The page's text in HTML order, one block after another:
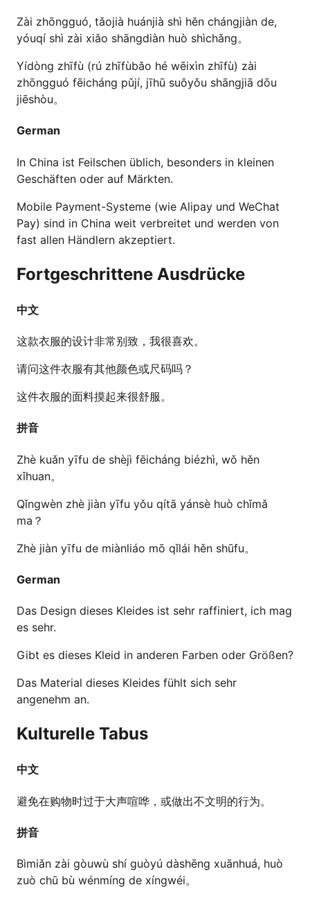
Zài zhōngguó, tǎojià huánjià shì hěn chángjiàn de,
yóuqí shì zài xiǎo shāngdiàn huò shìchǎng。
Yídòng zhīfù (rú zhīfùbǎo hé wēixìn zhīfù) zài
zhōngguó fēicháng pǔjí, jīhū suǒyǒu shāngjiā dōu
jiēshòu。
German
In China ist Feilschen üblich, besonders in kleinen
Geschäften oder auf Märkten.
Mobile Payment-Systeme (wie Alipay und WeChat
Pay) sind in China weit verbreitet und werden von
fast allen Händlern akzeptiert.
Fortgeschrittene Ausdrücke
中文
这款衣服的设计非常别致，我很喜欢。
请问这件衣服有其他颜色或尺码吗？
这件衣服的面料摸起来很舒服。
拼音
Zhè kuǎn yīfu de shèjì fēicháng biézhì, wǒ hěn
xǐhuan。
Qǐngwèn zhè jiàn yīfu yǒu qítā yánsè huò chǐmǎ
ma？
Zhè jiàn yīfu de miànliáo mō qǐlái hěn shūfu。
German
Das Design dieses Kleides ist sehr raffiniert, ich mag
es sehr.
Gibt es dieses Kleid in anderen Farben oder Größen?
Das Material dieses Kleides fühlt sich sehr
angenehm an.
Kulturelle Tabus
中文
避免在购物时过于大声喧哗，或做出不文明的行为。
拼音
Bìmiǎn zài gòuwù shí guòyú dàshēng xuānhuá, huò
zuò chū bù wénmíng de xíngwéi。